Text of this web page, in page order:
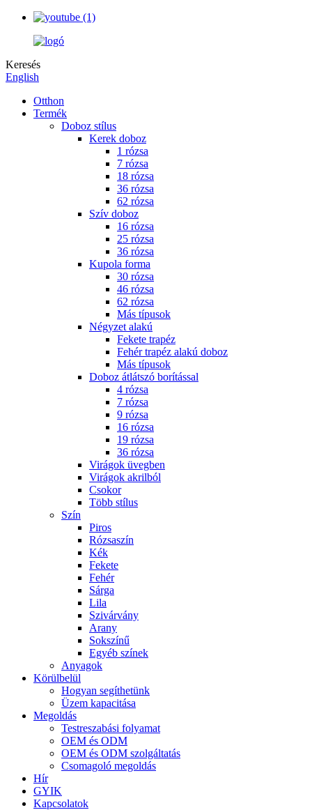
Keresés
English
Otthon
Termék
Doboz stílus
Kerek doboz
1 rózsa
7 rózsa
18 rózsa
36 rózsa
62 rózsa
Szív doboz
16 rózsa
25 rózsa
36 rózsa
Kupola forma
30 rózsa
46 rózsa
62 rózsa
Más típusok
Négyzet alakú
Fekete trapéz
Fehér trapéz alakú doboz
Más típusok
Doboz átlátszó borítással
4 rózsa
7 rózsa
9 rózsa
16 rózsa
19 rózsa
36 rózsa
Virágok üvegben
Virágok akrilból
Csokor
Több stílus
Szín
Piros
Rózsaszín
Kék
Fekete
Fehér
Sárga
Lila
Szivárvány
Arany
Sokszínű
Egyéb színek
Anyagok
Körülbelül
Hogyan segíthetünk
Üzem kapacitása
Megoldás
Testreszabási folyamat
OEM és ODM
OEM és ODM szolgáltatás
Csomagoló megoldás
Hír
GYIK
Kapcsolatok